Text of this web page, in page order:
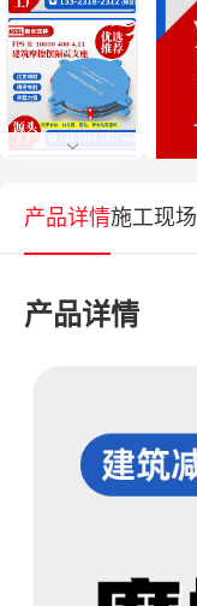
产品详情施工现场
产品详情